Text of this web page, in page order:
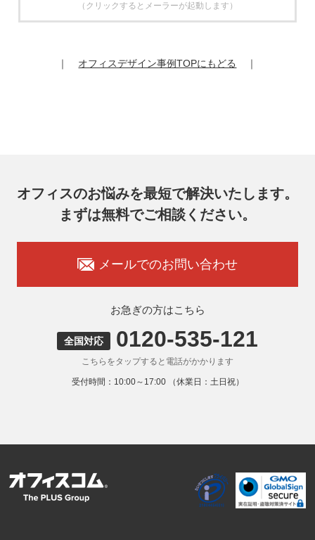
提供記録の開示を請求することができます。
7. 個人情報を提供されることの任意性
お客様がご自身の個人情報を弊社に提供されるか否かはお客
は、適切なサービスをご提供できない場合がありますのでご
弊社ウェブサイトでは、利用者が当ウェブサイトを閲覧した
状況の分析のためにCookieを利用していますが、Cookieによ
る個人情報の取得はしていません。
9. 外国にある第三者への提供
お客様の個人情報を下記海外の個人情報取扱事業者へ提供す
る場合があります。
提供先の所在国の名称：アメリカ（Google LLC）
当該外国における個人情報の保護に関する制度：APECの
外国における個人情報の保護に関する制度等の詳細は以下を
ご確認下さい。
（クリックするとメーラーが起動します）
｜ オフィスデザイン事例TOPにもどる ｜
オフィスのお悩みを最短で解決いたします。
まずは無料でご相談ください。
メールでのお問い合わせ
お急ぎの方はこちら
全国対応 0120-535-121
こちらをタップすると電話がかかります
受付時間：10:00～17:00 （休業日：土日祝）